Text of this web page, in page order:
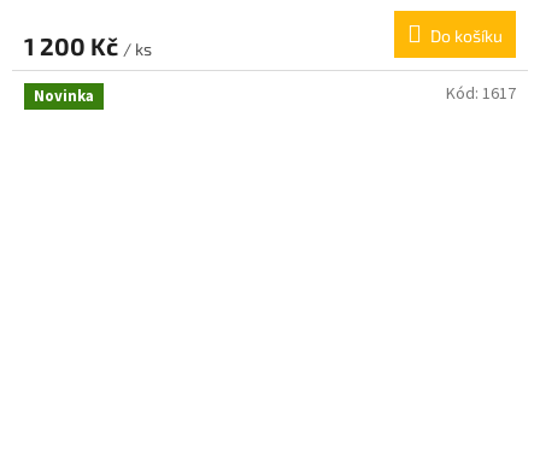
1 200 Kč / ks
Do košíku
Novinka Kód: 1617